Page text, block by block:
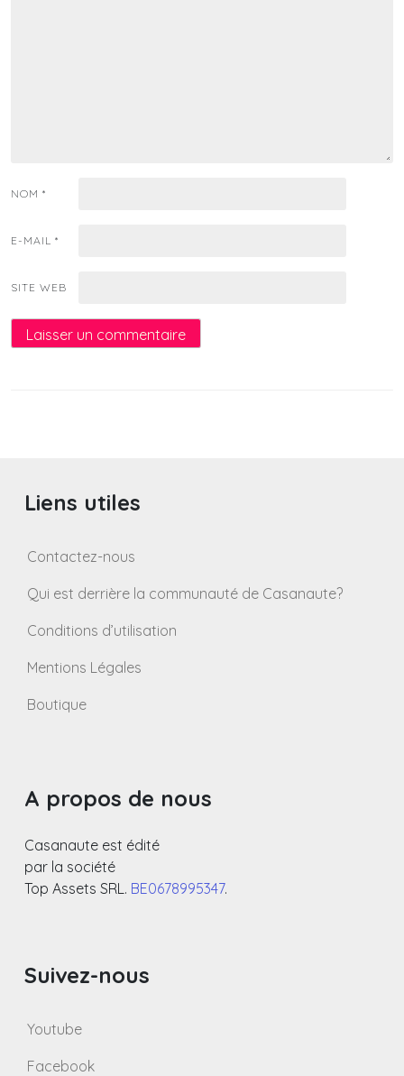
NOM *
E-MAIL *
SITE WEB
Liens utiles
Contactez-nous
Qui est derrière la communauté de Casanaute?
Conditions d’utilisation
Mentions Légales
Boutique
A propos de nous
Casanaute est édité
par la société
Top Assets SRL. BE0678995347.
Suivez-nous
Youtube
Facebook